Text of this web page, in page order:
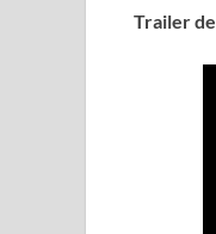
Trailer de